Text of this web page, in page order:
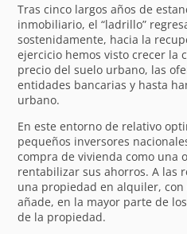
Tras cinco largos años de
inmobiliario, el “ladrillo”
sostenidamente, hacia la
ejercicio hemos visto crecer la
precio del suelo urbano, las
entidades bancarias y hasta
urbano.
En este entorno de relativo
pequeños inversores
compra de vivienda como una
rentabilizar sus ahorros. A las
una propiedad en alquiler, con
añade, en la mayor parte de
de la propiedad.